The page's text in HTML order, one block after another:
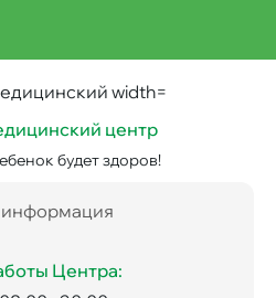
центр
будет здоров!
информация
Центра: